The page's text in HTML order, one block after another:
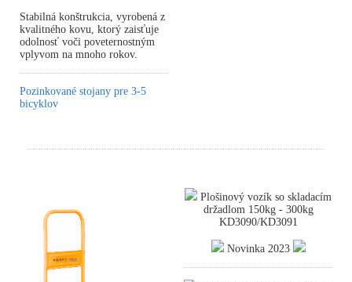
Stabilná konštrukcia, vyrobená z
kvalitného kovu, ktorý zaisťuje
odolnosť voči poveternostným
vplyvom na mnoho rokov.
Pozinkované stojany pre 3-5
bicyklov
Plošinový vozík so skladacím
držadlom 150kg - 300kg
KD3090/KD3091
Novinka 2023